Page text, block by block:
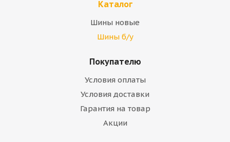
Каталог
Шины новые
Шины б/у
Покупателю
Условия оплаты
Условия доставки
Гарантия на товар
Акции